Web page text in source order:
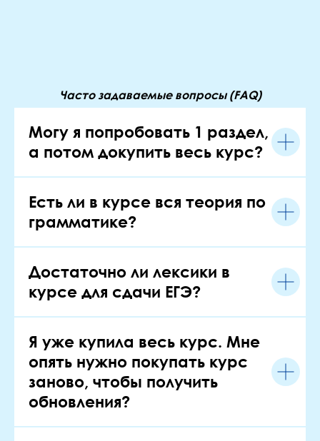
Часто задаваемые вопросы (FAQ)
Могу я попробовать 1 раздел,
а потом докупить весь курс?
Есть ли в курсе вся теория по
грамматике?
Достаточно ли лексики в
курсе для сдачи ЕГЭ?
Я уже купила весь курс. Мне
опять нужно покупать курс
заново, чтобы получить
обновления?